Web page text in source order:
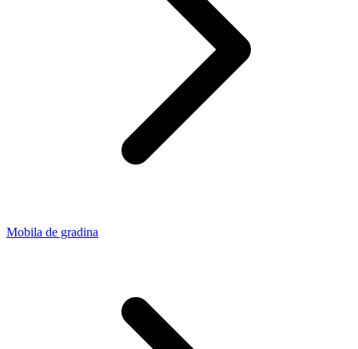
Mobila de gradina